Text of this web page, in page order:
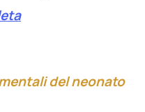
del neonato